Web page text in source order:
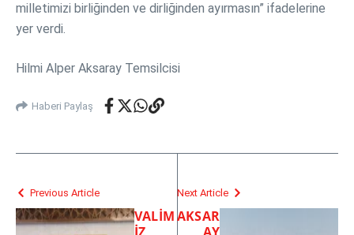
milletimizi birliğinden ve dirliğinden ayırmasın” ifadelerine
yer verdi.
Hilmi Alper Aksaray Temsilcisi
Haberi Paylaş
Previous Article
VALİM
Next Article
AKSAR